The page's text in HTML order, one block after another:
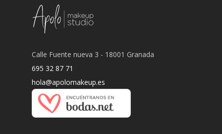
Calle Fuente nueva 3 - 18001 Granada
695 32 87 71
hola@apolomakeup.es